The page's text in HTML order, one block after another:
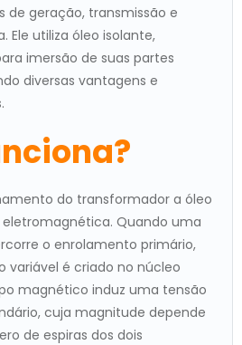
de geração, transmissão e
Ele utiliza óleo isolante,
imersão de suas partes
diversas vantagens e
do transformador a óleo
Quando uma
o enrolamento primário,
é criado no núcleo
magnético induz uma tensão
cuja magnitude depende
de espiras dos dois